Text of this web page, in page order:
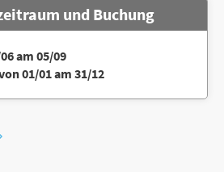
und Buchung
am 05/09
01/01 am 31/12